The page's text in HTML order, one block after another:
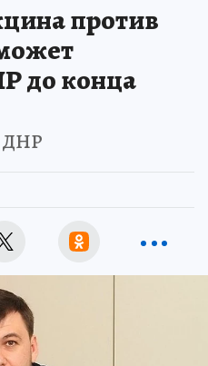
против
до конца
ДНР